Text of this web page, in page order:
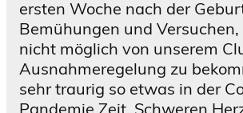
ersten Woche nach der
Bemühungen und
nicht möglich von unserem
Ausnahmeregelung zu
sehr traurig so etwas in der
Pandemie Zeit. Schweren